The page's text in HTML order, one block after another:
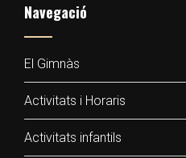
Navegació
El Gimnàs
Activitats i Horaris
Activitats infantils